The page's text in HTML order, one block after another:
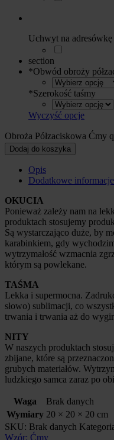
Uchwyt na adresówkę
section
*Obwód obroży
*Szerokość taśmy
Wyczyść opcje
Obroża Półzaciskowa Ćmy
Dodaj do koszyka
Opis
Dodatkowe informacje
OKUCIA
Ponieważ zależy nam na
produktach stosujemy
Są wystarczająco duże, by
karabinkiem, gdy
wytrzymałość wzmacnia
którym są powlekane.
TAŚMA
Lekka i supermocna.
słowo) sublimacji, co
trwania i trwania aż do
NITY
W naszych produktach
zbijane, które są
grubych materiałów.
ludzkiego samca zaraz po
Waga
Brak danych
Wymiary 20 × 20 × 20 cm
SKU: Brak danych
Wzór: Ćmy